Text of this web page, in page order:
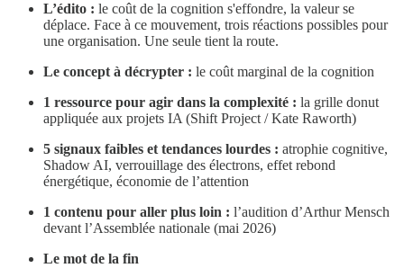
L’édito : le coût de la cognition s'effondre, la valeur se
déplace. Face à ce mouvement, trois réactions possibles pour
une organisation. Une seule tient la route.
Le concept à décrypter : le coût marginal de la cognition
1 ressource pour agir dans la complexité : la grille donut
appliquée aux projets IA (Shift Project / Kate Raworth)
5 signaux faibles et tendances lourdes : atrophie cognitive,
Shadow AI, verrouillage des électrons, effet rebond
énergétique, économie de l’attention
1 contenu pour aller plus loin : l’audition d’Arthur Mensch
devant l’Assemblée nationale (mai 2026)
Le mot de la fin